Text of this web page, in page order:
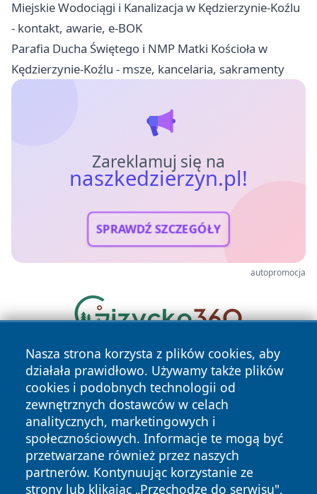
Miejskie Wodociągi i Kanalizacja w Kędzierzynie-Koźlu
- kontakt, awarie, e-BOK
Parafia Ducha Świętego i NMP Matki Kościoła w
Kędzierzynie-Koźlu - msze, kancelaria, sakramenty
Zareklamuj się na
naszkedzierzyn.pl!
SPRAWDŹ SZCZEGÓŁY
autopromocja
Nasza strona korzysta z plików cookies, aby
działała prawidłowo. Używamy także plików
cookies i podobnych technologii od
zewnętrznych dostawców w celach
analitycznych, marketingowych i
społecznościowych. Informacje te mogą być
przetwarzane również przez naszych
partnerów. Kontynuując korzystanie ze
strony lub klikając „Przechodzę do serwisu",
Copyright © 2026 naszkedzierzyn.pl Wszystkie prawa
zastrzeżone.